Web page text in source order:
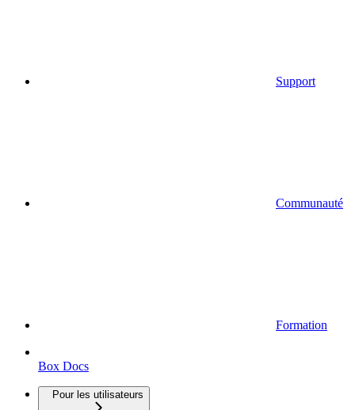
Support
Communauté
Formation
Box Docs
Pour les utilisateurs